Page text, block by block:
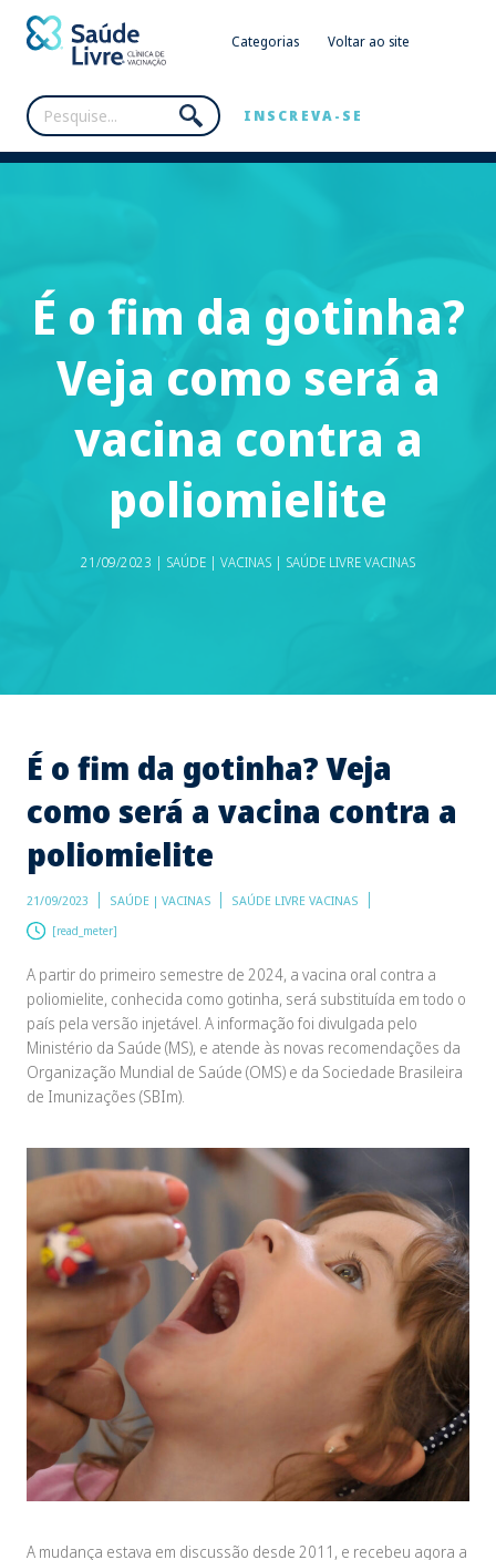
Categorias Voltar ao site
INSCREVA-SE
É o fim da gotinha?
Veja como será a
vacina contra a
poliomielite
21/09/2023 | SAÚDE | VACINAS | SAÚDE LIVRE VACINAS
É o fim da gotinha? Veja
como será a vacina contra a
poliomielite
21/09/2023 SAÚDE | VACINAS SAÚDE LIVRE VACINAS
[read_meter]
A partir do primeiro semestre de 2024, a vacina oral contra a
poliomielite, conhecida como gotinha, será substituída em todo o
país pela versão injetável. A informação foi divulgada pelo
Ministério da Saúde (MS), e atende às novas recomendações da
Organização Mundial de Saúde (OMS) e da Sociedade Brasileira
de Imunizações (SBIm).
A mudança estava em discussão desde 2011, e recebeu agora a